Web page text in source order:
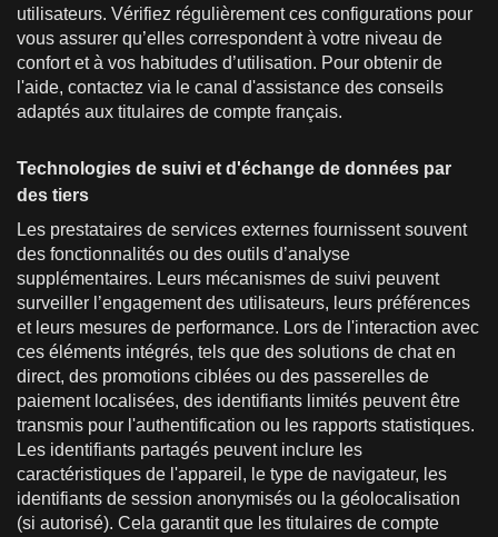
utilisateurs. Vérifiez régulièrement ces configurations pour
vous assurer qu’elles correspondent à votre niveau de
confort et à vos habitudes d’utilisation. Pour obtenir de
l'aide, contactez via le canal d'assistance des conseils
adaptés aux titulaires de compte français.
Technologies de suivi et d'échange de données par
des tiers
Les prestataires de services externes fournissent souvent
des fonctionnalités ou des outils d’analyse
supplémentaires. Leurs mécanismes de suivi peuvent
surveiller l’engagement des utilisateurs, leurs préférences
et leurs mesures de performance. Lors de l'interaction avec
ces éléments intégrés, tels que des solutions de chat en
direct, des promotions ciblées ou des passerelles de
paiement localisées, des identifiants limités peuvent être
transmis pour l'authentification ou les rapports statistiques.
Les identifiants partagés peuvent inclure les
caractéristiques de l'appareil, le type de navigateur, les
identifiants de session anonymisés ou la géolocalisation
(si autorisé). Cela garantit que les titulaires de compte